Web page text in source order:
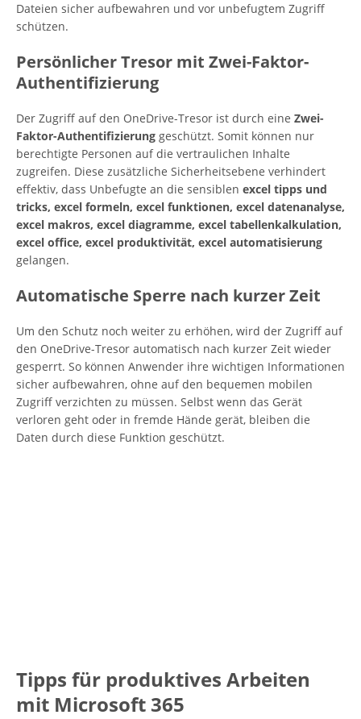
Dateien sicher aufbewahren und vor unbefugtem Zugriff
schützen.
Persönlicher Tresor mit Zwei-Faktor-
Authentifizierung
Der Zugriff auf den OneDrive-Tresor ist durch eine Zwei-
Faktor-Authentifizierung geschützt. Somit können nur
berechtigte Personen auf die vertraulichen Inhalte
zugreifen. Diese zusätzliche Sicherheitsebene verhindert
effektiv, dass Unbefugte an die sensiblen excel tipps und
tricks, excel formeln, excel funktionen, excel datenanalyse,
excel makros, excel diagramme, excel tabellenkalkulation,
excel office, excel produktivität, excel automatisierung
gelangen.
Automatische Sperre nach kurzer Zeit
Um den Schutz noch weiter zu erhöhen, wird der Zugriff auf
den OneDrive-Tresor automatisch nach kurzer Zeit wieder
gesperrt. So können Anwender ihre wichtigen Informationen
sicher aufbewahren, ohne auf den bequemen mobilen
Zugriff verzichten zu müssen. Selbst wenn das Gerät
verloren geht oder in fremde Hände gerät, bleiben die
Daten durch diese Funktion geschützt.
Tipps für produktives Arbeiten
mit Microsoft 365